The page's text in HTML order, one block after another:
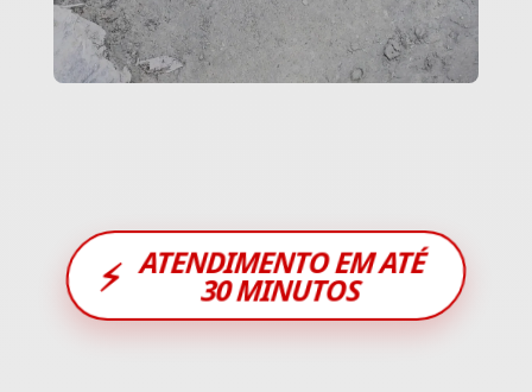
⚡ ATENDIMENTO EM ATÉ
30 MINUTOS